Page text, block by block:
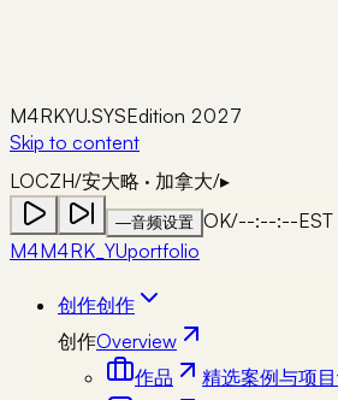
M4RKYU.SYSEdition 2027
Skip to content
LOCZH/安大略 · 加拿大/▸
—音频设置 OK/--:--:--EST
M4M4RK_YUportfolio
创作创作
创作Overview
作品
精选案例与项